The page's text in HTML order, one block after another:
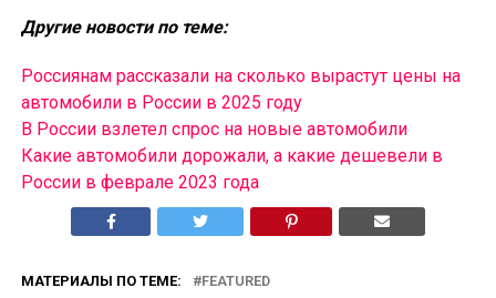
Другие новости по теме:
Россиянам рассказали на сколько вырастут цены на
автомобили в России в 2025 году
В России взлетел спрос на новые автомобили
Какие автомобили дорожали, а какие дешевели в
России в феврале 2023 года
МАТЕРИАЛЫ ПО ТЕМЕ: FEATURED